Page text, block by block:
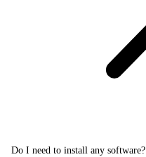
Do I need to install any software?